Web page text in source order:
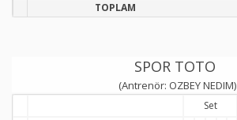
TOPLAM
SPOR TOTO
(Antrenör: OZBEY NEDIM)
Set